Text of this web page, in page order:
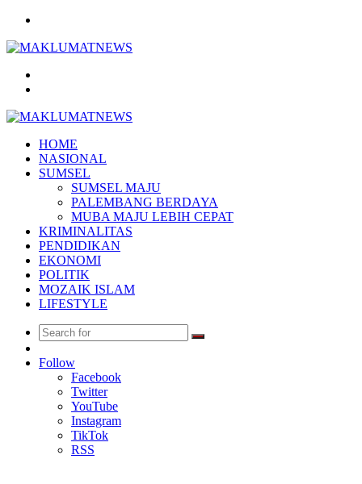
HOME
NASIONAL
SUMSEL
SUMSEL MAJU
PALEMBANG BERDAYA
MUBA MAJU LEBIH CEPAT
KRIMINALITAS
PENDIDIKAN
EKONOMI
POLITIK
MOZAIK ISLAM
LIFESTYLE
Search
Article
Follow
Facebook
Twitter
YouTube
Instagram
TikTok
RSS